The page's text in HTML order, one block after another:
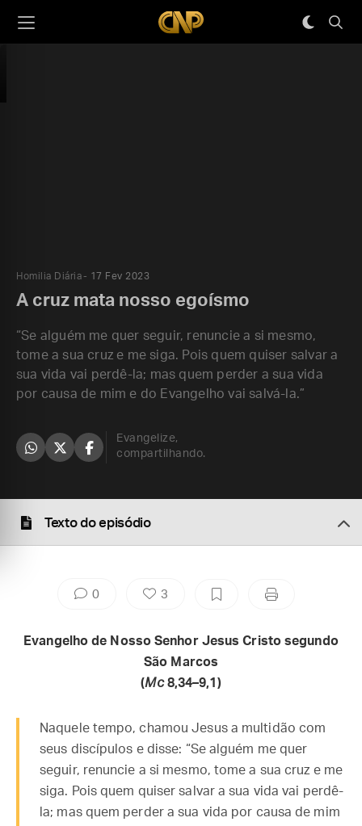
Homilia Diária 17 Fev 2023
A cruz mata nosso egoísmo
“Se alguém me quer seguir, renuncie a si mesmo,
tome a sua cruz e me siga. Pois quem quiser salvar a
sua vida vai perdê-la; mas quem perder a sua vida
por causa de mim e do Evangelho vai salvá-la.”
Evangelize,
compartilhando.
Texto do episódio
0 3
Evangelho de Nosso Senhor Jesus Cristo segundo
São Marcos
(Mc8,34–9,1)
Naquele tempo, chamou Jesus a multidão com
seus discípulos e disse: “Se alguém me quer
seguir, renuncie a si mesmo, tome a sua cruz e me
siga. Pois quem quiser salvar a sua vida vai perdê-
la; mas quem perder a sua vida por causa de mim